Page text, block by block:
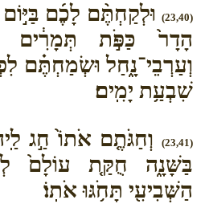
(23,40)
וּלְקַחְתֶּ֨ם לָכֶ֜ם
הָדָר֙ כַּפֹּ֣ת תְּמָרִ֔ים
וְעַרְבֵי־נָ֑חַל וּשְׂמַחְתֶּ֗ם
שִׁבְעַ֥ת יָמִֽים׃
(23,41)
וְחַגֹּתֶ֤ם אֹתוֹ֙ חַ֣ג
בַּשָּׁנָ֑ה חֻקַּ֤ת עוֹלָם֙
הַשְּׁבִיעִ֖י תָּחֹ֥גּוּ אֹתֽוֹ׃